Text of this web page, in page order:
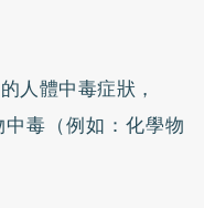
人體中毒症狀，
毒（例如：化學物